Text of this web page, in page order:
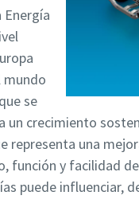
Energía
mundo
se
un crecimiento
representa una
función y facilidad
puede influenciar,